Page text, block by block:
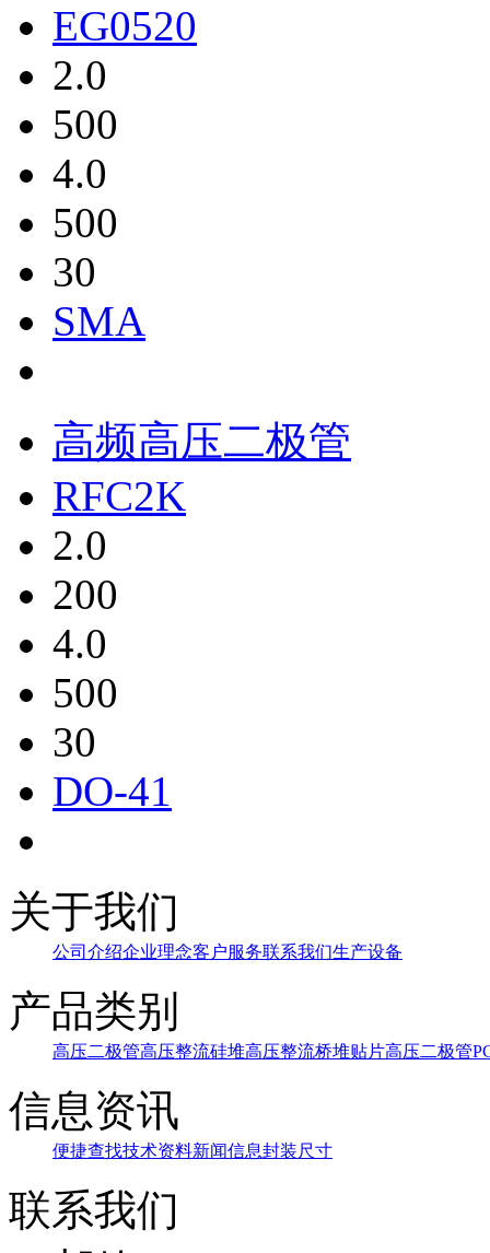
EG0520
2.0
500
4.0
500
30
SMA
高频高压二极管
RFC2K
2.0
200
4.0
500
30
DO-41
关于我们
公司介绍企业理念客户服务联系我们生产设备
产品类别
高压二极管高压整流硅堆高压整流桥堆贴片高压二极管
信息资讯
便捷查找技术资料新闻信息封装尺寸
联系我们